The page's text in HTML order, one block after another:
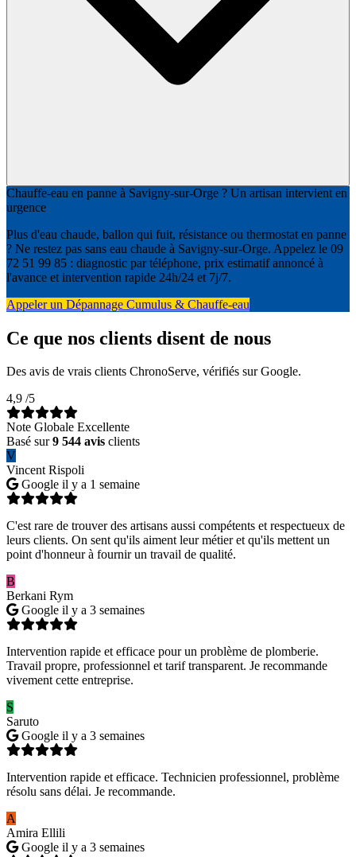
Chauffe-eau en panne à Savigny-sur-Orge ? Un artisan intervient en
urgence
Plus d'eau chaude, ballon qui fuit, résistance ou thermostat en panne
? Ne restez pas sans eau chaude à Savigny-sur-Orge. Appelez le 09
72 51 99 85 : diagnostic par téléphone, prix estimatif annoncé à
l'avance et intervention rapide 24h/24 et 7j/7.
Appeler un Dépannage Cumulus & Chauffe-eau
Ce que nos clients disent de nous
Des avis de vrais clients ChronoServe, vérifiés sur Google.
4,9 /5
Note Globale Excellente
Basé sur9 544 avis clients
V
Vincent Rispoli
Google il y a 1 semaine
C'est rare de trouver des artisans aussi compétents et respectueux de
leurs clients. On sent qu'ils aiment leur métier et qu'ils mettent un
point d'honneur à fournir un travail de qualité.
B
Berkani Rym
Google il y a 3 semaines
Intervention rapide et efficace pour un problème de plomberie.
Travail propre, professionnel et tarif transparent. Je recommande
vivement cette entreprise.
S
Saruto
Google il y a 3 semaines
Intervention rapide et efficace. Technicien professionnel, problème
résolu sans délai. Je recommande.
A
Amira Ellili
Google il y a 3 semaines